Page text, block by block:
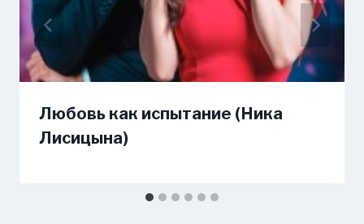
Любовь как испытание (Ника
Лисицына)